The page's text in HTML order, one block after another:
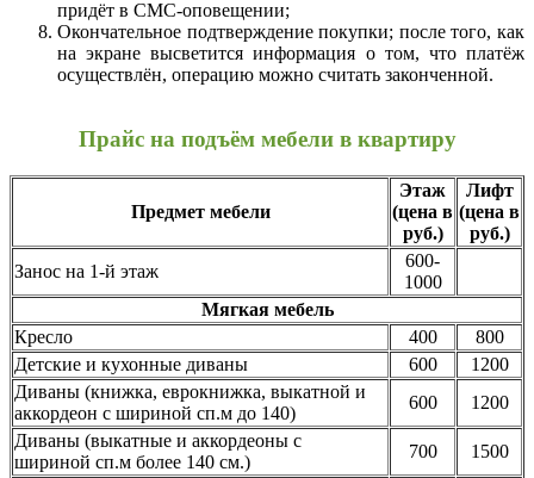
придёт в СМС-оповещении;
Окончательное подтверждение покупки; после того, как
на экране высветится информация о том, что платёж
осуществлён, операцию можно считать законченной.
Прайс на подъём мебели в квартиру
Предмет мебели
Этаж
(цена в
руб.)
Лифт
(цена в
руб.)
Занос на 1-й этаж
600-
1000
Мягкая мебель
Кресло
400
800
Детские и кухонные диваны
600
1200
Диваны (книжка, еврокнижка, выкатной и
аккордеон с шириной сп.м до 140)
600
1200
Диваны (выкатные и аккордеоны с
шириной сп.м более 140 см.)
700
1500